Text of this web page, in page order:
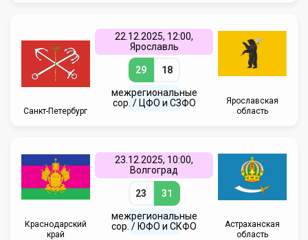
Санкт-Петербург
22.12.2025, 12:00,
Ярославль
29 18
межрегиональные
сор. / ЦФО и СЗФО
Ярославская
область
Краснодарский
край
23.12.2025, 10:00,
Волгоград
23 31
межрегиональные
сор. / ЮФО и СКФО
Астраханская
область